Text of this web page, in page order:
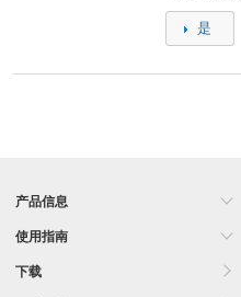
是
产品信息
使用指南
下载